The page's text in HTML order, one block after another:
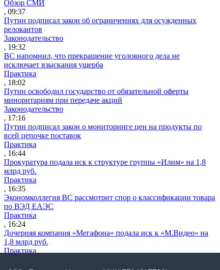
Обзор СМИ
, 09:37
Путин подписал закон об ограничениях для осужденных
релокантов
Законодательство
, 19:32
ВС напомнил, что прекращение уголовного дела не
исключает взыскания ущерба
Практика
, 18:02
Путин освободил государство от обязательной оферты
миноритариям при передаче акций
Законодательство
, 17:16
Путин подписал закон о мониторинге цен на продукты по
всей цепочке поставок
Практика
, 16:44
Прокуратура подала иск к структуре группы «Илим» на 1,8
млрд руб.
Практика
, 16:35
Экономколлегия ВС рассмотрит спор о классификации товара
по ВЭД ЕАЭС
Практика
, 16:24
Дочерняя компания «Мегафона» подала иск к «М.Видео» на
1,8 млрд руб.
Практика
СИП проверит отмену патента на систему управления